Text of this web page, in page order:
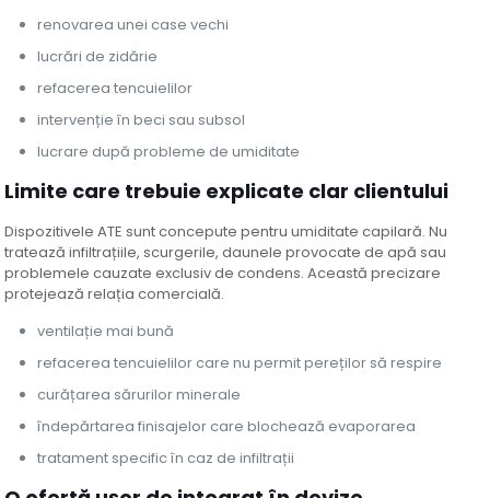
renovarea unei case vechi
lucrări de zidărie
refacerea tencuielilor
intervenție în beci sau subsol
lucrare după probleme de umiditate
Limite care trebuie explicate clar clientului
Dispozitivele ATE sunt concepute pentru umiditate capilară. Nu
tratează infiltrațiile, scurgerile, daunele provocate de apă sau
problemele cauzate exclusiv de condens. Această precizare
protejează relația comercială.
ventilație mai bună
refacerea tencuielilor care nu permit pereților să respire
curățarea sărurilor minerale
îndepărtarea finisajelor care blochează evaporarea
tratament specific în caz de infiltrații